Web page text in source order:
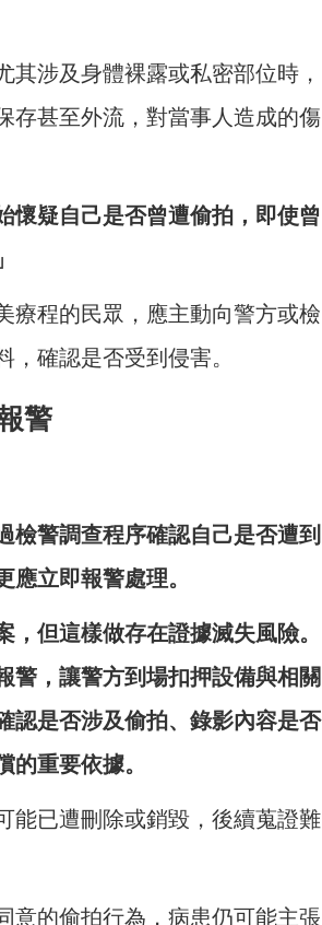
涉及身體裸露或私密部位時，
存甚至外流，對當事人造成的傷
懷疑自己是否曾遭偷拍，即使曾
療程的民眾，應主動向警方或檢
確認是否受到侵害。
警
檢警調查程序確認自己是否遭到
立即報警處理。
但這樣做存在證據滅失風險。
警，讓警方到場扣押設備與相關
認是否涉及偷拍、錄影內容是否
重要依據。
能已遭刪除或銷毀，後續蒐證難
意的偷拍行為，病患仍可能主張